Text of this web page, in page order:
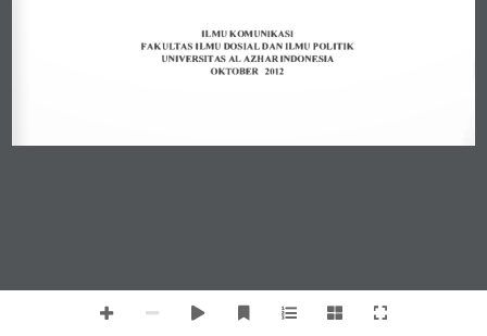
ILMU KOMUNIKASI
FAKUL TAS ILMU DOSIAL DAN ILMU POLITIK
UNIVERSIT AS AL AZHAR INDONESIA
OKTOBER
2012